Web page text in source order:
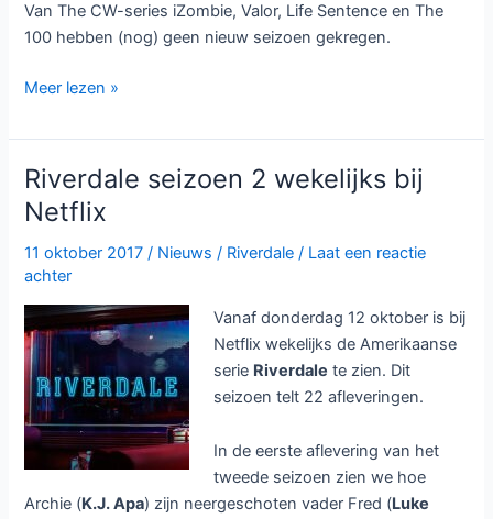
Van The CW-series iZombie, Valor, Life Sentence en The
100 hebben (nog) geen nieuw seizoen gekregen.
The
geeft
onder
andere
Arrow
seizoen
7,
seizoen
3
Meer lezen »
Riverdale seizoen 2 wekelijks bij
Netflix
11 oktober 2017/ Nieuws / Riverdale / Laat een reactie
achter
Vanaf donderdag 12 oktober is bij
Netflix wekelijks de Amerikaanse
serie Riverdale te zien. Dit
seizoen telt 22 afleveringen.
In de eerste aflevering van het
tweede seizoen zien we hoe
Archie (K.J. Apa) zijn neergeschoten vader Fred (Luke